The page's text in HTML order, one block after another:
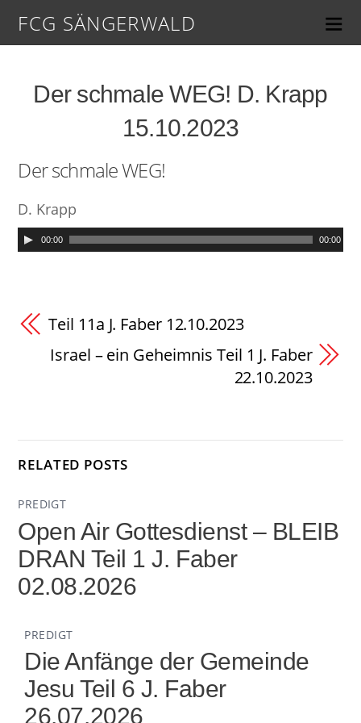
FCG SÄNGERWALD
Der schmale WEG! D. Krapp
15.10.2023
Der schmale WEG!
D. Krapp
00:00 00:00
Teil 11a J. Faber 12.10.2023
Israel – ein Geheimnis Teil 1 J. Faber
22.10.2023
RELATED POSTS
PREDIGT
Open Air Gottesdienst – BLEIB
DRAN Teil 1 J. Faber
02.08.2026
PREDIGT
Die Anfänge der Gemeinde
Jesu Teil 6 J. Faber
26.07.2026